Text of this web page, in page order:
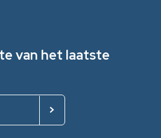
van het laatste